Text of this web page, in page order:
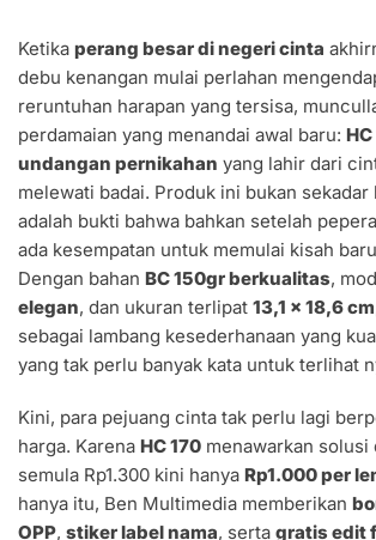
Ketika perang besar di negeri cinta
debu kenangan mulai perlahan
reruntuhan harapan yang tersisa,
perdamaian yang menandai awal baru:
undangan pernikahan yang lahir dari
melewati badai. Produk ini bukan sekadar
adalah bukti bahwa bahkan setelah
ada kesempatan untuk memulai kisah
Dengan bahan BC 150gr berkualitas,
elegan, dan ukuran terlipat 13,1 x 18,6 cm
sebagai lambang kesederhanaan yang
yang tak perlu banyak kata untuk terlihat
Kini, para pejuang cinta tak perlu lagi
harga. Karena HC 170 menawarkan solusi
semula Rp1.300 kini hanya Rp1.000 per
hanya itu, Ben Multimedia memberikan
OPP, stiker label nama, serta gratis edit